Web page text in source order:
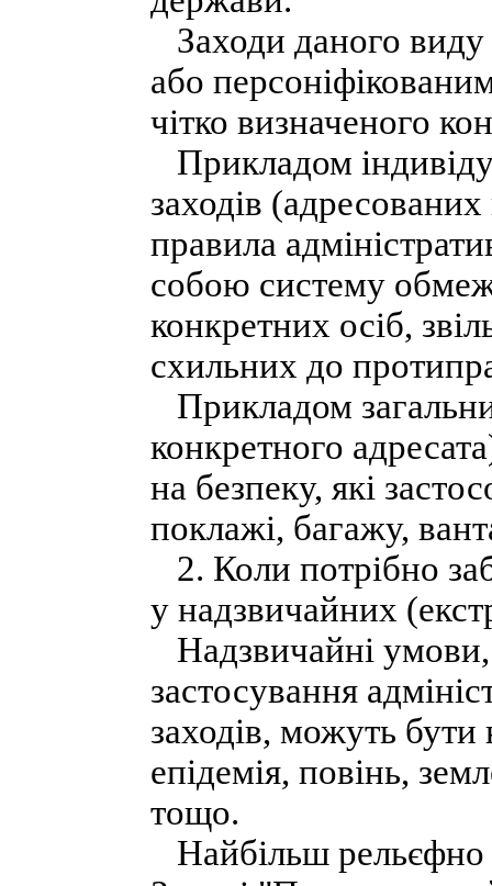
Заходи даного
або
чітко визначеного
Прикладом
заходів
правила
собою систему
конкретних осіб,
схильних до
Прикладом
конкретного
на безпеку, які
поклажі, багажу,
2. Коли потрібно
у надзвичайних
Надзвичайні
застосування
заходів, можуть
епідемія, повінь,
тощо.
Найбільш рельєфно